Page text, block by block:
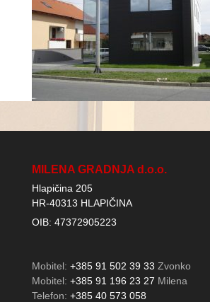
MILENA GRADNJA d.o.o.
Hlapičina 205
HR-40313 HLAPIČINA
OIB: 47372905223
Mobitel: +385 91 502 39 33 Zvonko
Mobitel: +385 91 196 23 27 Milena
Telefon: +385 40 573 058